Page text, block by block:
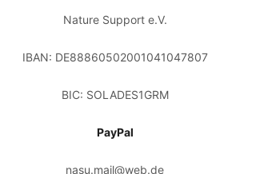
Nature Support e.V.
IBAN: DE88860502001041047807
BIC: SOLADES1GRM
PayPal
nasu.mail@web.de